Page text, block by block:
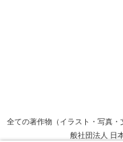
全ての著作物（イラスト・写真
般社団法人 日